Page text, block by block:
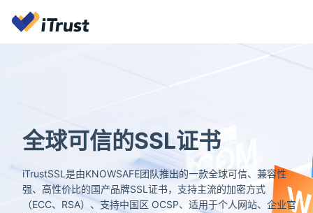
全球可信的SSL证书
iTrustSSL是由KNOWSAFE团队推出的一款全球可信、兼容性
强、高性价比的国产品牌SSL证书，支持主流的加密方式
（ECC、RSA）、支持中国区 OCSP、适用于个人网站、企业官